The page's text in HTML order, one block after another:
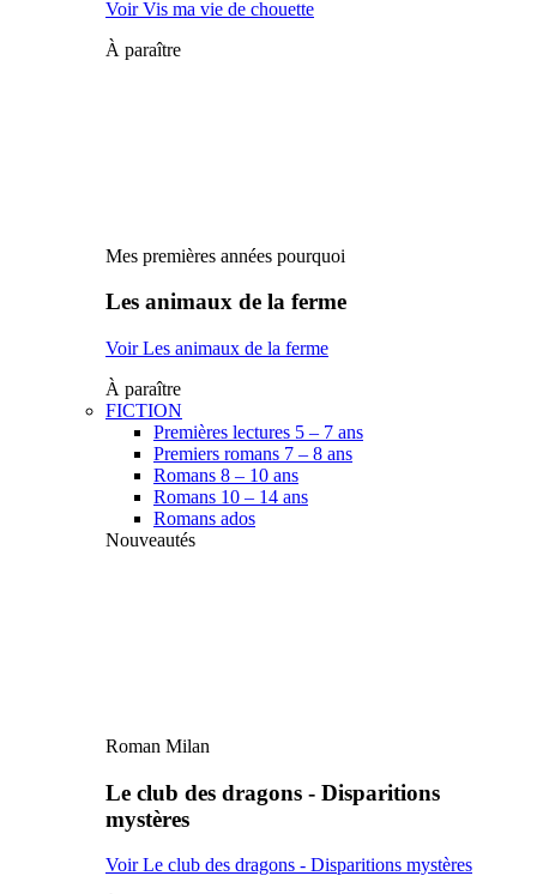
Voir Vis ma vie de chouette
À paraître
Mes premières années pourquoi
Les animaux de la ferme
Voir Les animaux de la ferme
À paraître
FICTION
Premières lectures 5 – 7 ans
Premiers romans 7 – 8 ans
Romans 8 – 10 ans
Romans 10 – 14 ans
Romans ados
Nouveautés
Roman Milan
Le club des dragons - Disparitions
mystères
Voir Le club des dragons - Disparitions mystères